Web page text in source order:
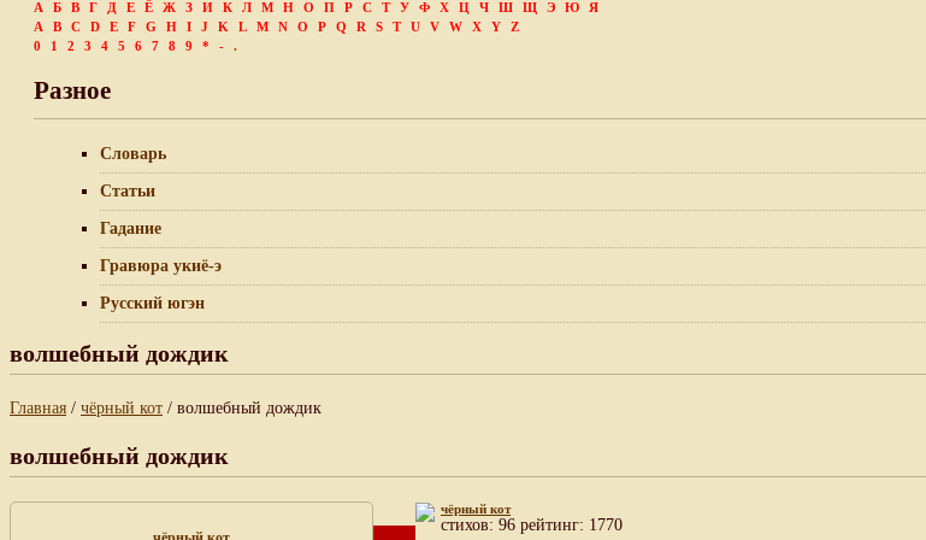
А Б В Г Д Е Ё Ж З И К Л М Н О П Р С Т У Ф Х Ц Ч Ш Щ Э Ю
Я
A
B C D E F G H I J K L M N O P Q R S T U V W X Y
Z
0
1 2 3 4 5 6 7 8 9 * - .
Разное
Словарь
Статьи
Гадание
Гравюра укиё-э
Русский югэн
волшебный дождик
Главная / чёрный кот / волшебный дождик
волшебный дождик
чёрный кот
cтихов: 96 рейтинг: 1770